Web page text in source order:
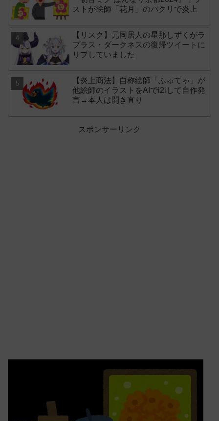
ストが絵師「花月」のパクリで炎上
【リスク】元同居人の星那しずくがラ
プラス・ダークネスの復帰ツイートに
リプしていました
【炎上商法】自称絵師「ふゅてゃ」が
他絵師のイラストをAIでi2iして自作発
言→本人は開き直り
スポンサーリンク